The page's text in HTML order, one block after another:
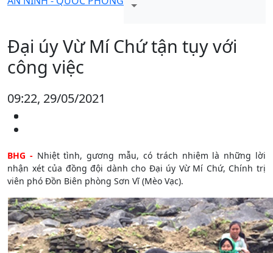
Đại úy Vừ Mí Chứ tận tụy với
công việc
09:22, 29/05/2021
BHG -Nhiệt tình, gương mẫu, có trách nhiệm là những lời
nhận xét của đồng đội dành cho Đại úy Vừ Mí Chứ, Chính trị
viên phó Đồn Biên phòng Sơn Vĩ (Mèo Vạc).